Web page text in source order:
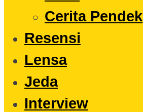
Cerita Pendek
Resensi
Lensa
Jeda
Interview